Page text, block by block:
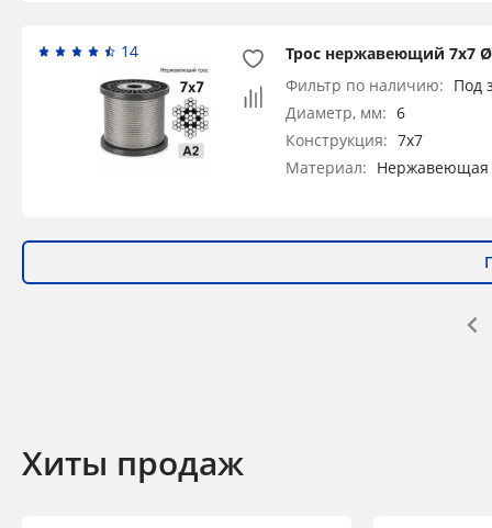
14
Трос нержавеющий 7х7
Фильтр по наличию: Под
Диаметр, мм: 6
Конструкция: 7x7
Материал: Нержавеющая
Хиты продаж